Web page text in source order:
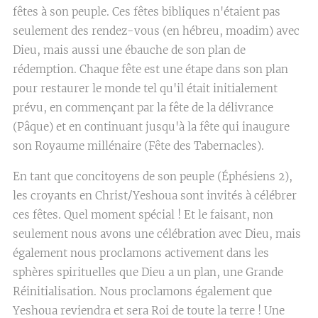
fêtes à son peuple. Ces fêtes bibliques n'étaient pas
seulement des rendez-vous (en hébreu, moadim) avec
Dieu, mais aussi une ébauche de son plan de
rédemption. Chaque fête est une étape dans son plan
pour restaurer le monde tel qu'il était initialement
prévu, en commençant par la fête de la délivrance
(Pâque) et en continuant jusqu'à la fête qui inaugure
son Royaume millénaire (Fête des Tabernacles).
En tant que concitoyens de son peuple (Éphésiens 2),
les croyants en Christ/Yeshoua sont invités à célébrer
ces fêtes. Quel moment spécial ! Et le faisant, non
seulement nous avons une célébration avec Dieu, mais
également nous proclamons activement dans les
sphères spirituelles que Dieu a un plan, une Grande
Réinitialisation. Nous proclamons également que
Yeshoua reviendra et sera Roi de toute la terre ! Une